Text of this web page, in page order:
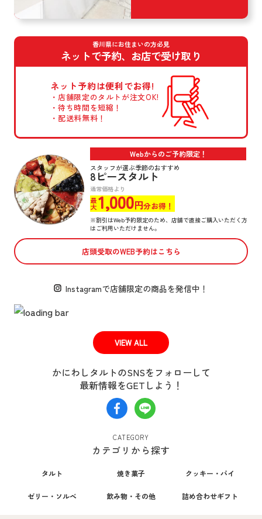
香川県にお住まいの方必見
ネットで予約、お店で受け取り
ネット予約は便利でお得!
店舗限定のタルトが注文OK!
待ち時間を短縮！
配送料無料！
Webからのご予約限定！
スタッフが選ぶ季節のおすすめ
8ピースタルト
通常価格より
最大1,000円分お得！
※割引はWeb予約限定のため、店舗で直接ご購入いただく方
はご利用いただけません。
店頭受取のWEB予約はこちら
Instagramで店舗限定の商品を発信中！
VIEW ALL
かにわしタルトのSNSをフォローして
最新情報をGETしよう！
CATEGORY
カテゴリから探す
タルト 焼き菓子 クッキー・パイ
ゼリー・ソルベ 飲み物・その他 詰め合わせギフト